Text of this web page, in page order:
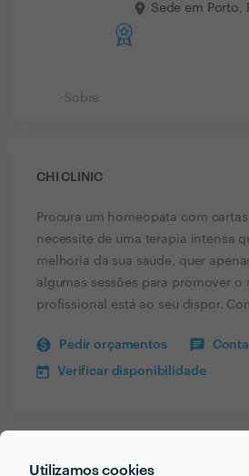
Utilizamos cookies
Sede em Porto,
Sobre
CHI CLINIC
Procura um homeopata com
necessite de uma terapia intensa
melhoria da sua saúde, quer
algumas sessões para promover o
profissional está ao seu dispor.
Pedir orçamentos
Verificar disponibilidade
Receba várias propostas de